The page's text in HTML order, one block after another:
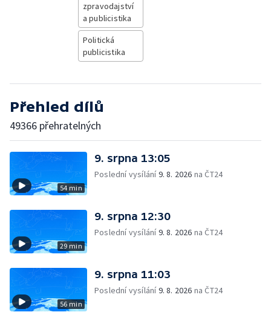
zpravodajství
a publicistika
Politická
publicistika
Přehled dílů
49366 přehratelných
54 min
9. srpna 13:05
Poslední vysílání9. 8. 2026 na ČT24
29 min
9. srpna 12:30
Poslední vysílání9. 8. 2026 na ČT24
56 min
9. srpna 11:03
Poslední vysílání9. 8. 2026 na ČT24